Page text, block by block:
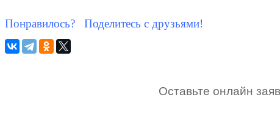
Понравилось? Поделитесь с друзьями!
Оставьте онлайн